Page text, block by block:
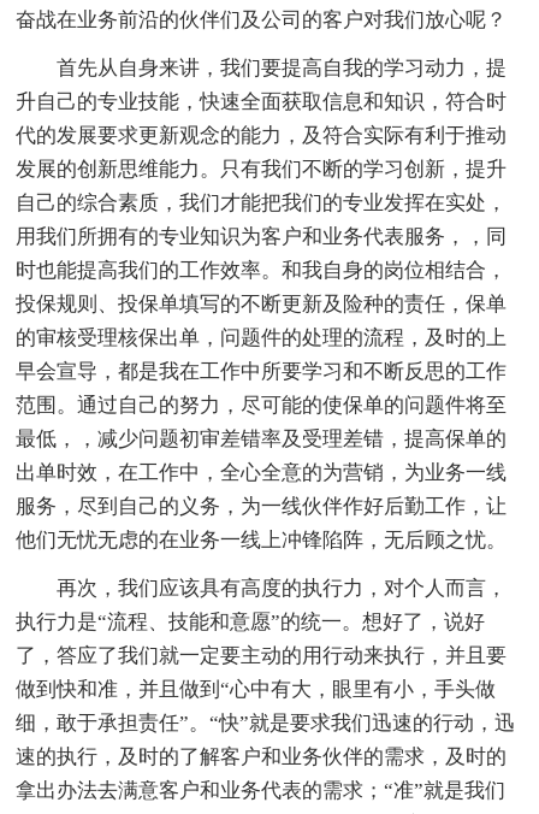
奋战在业务前沿的伙伴们及公司的客户对我们放心呢？
首先从自身来讲，我们要提高自我的学习动力，提
升自己的专业技能，快速全面获取信息和知识，符合时
代的发展要求更新观念的能力，及符合实际有利于推动
发展的创新思维能力。只有我们不断的学习创新，提升
自己的综合素质，我们才能把我们的专业发挥在实处，
用我们所拥有的专业知识为客户和业务代表服务，，同
时也能提高我们的工作效率。和我自身的岗位相结合，
投保规则、投保单填写的不断更新及险种的责任，保单
的审核受理核保出单，问题件的处理的流程，及时的上
早会宣导，都是我在工作中所要学习和不断反思的工作
范围。通过自己的努力，尽可能的使保单的问题件将至
最低，，减少问题初审差错率及受理差错，提高保单的
出单时效，在工作中，全心全意的为营销，为业务一线
服务，尽到自己的义务，为一线伙伴作好后勤工作，让
他们无忧无虑的在业务一线上冲锋陷阵，无后顾之忧。
再次，我们应该具有高度的执行力，对个人而言，
执行力是“流程、技能和意愿”的统一。想好了，说好
了，答应了我们就一定要主动的用行动来执行，并且要
做到快和准，并且做到“心中有大，眼里有小，手头做
细，敢于承担责任”。“快”就是要求我们迅速的行动，迅
速的执行，及时的了解客户和业务伙伴的需求，及时的
拿出办法去满意客户和业务代表的需求；“准”就是我们